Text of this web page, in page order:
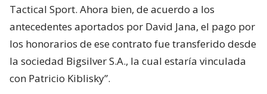
Tactical Sport. Ahora bien, de acuerdo a los
antecedentes aportados por David Jana, el pago por
los honorarios de ese contrato fue transferido desde
la sociedad Bigsilver S.A., la cual estaría vinculada
con Patricio Kiblisky”.